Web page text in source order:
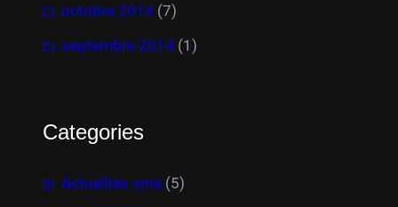
octobre 2014 (7)
septembre 2014 (1)
Categories
Actualités sma (5)